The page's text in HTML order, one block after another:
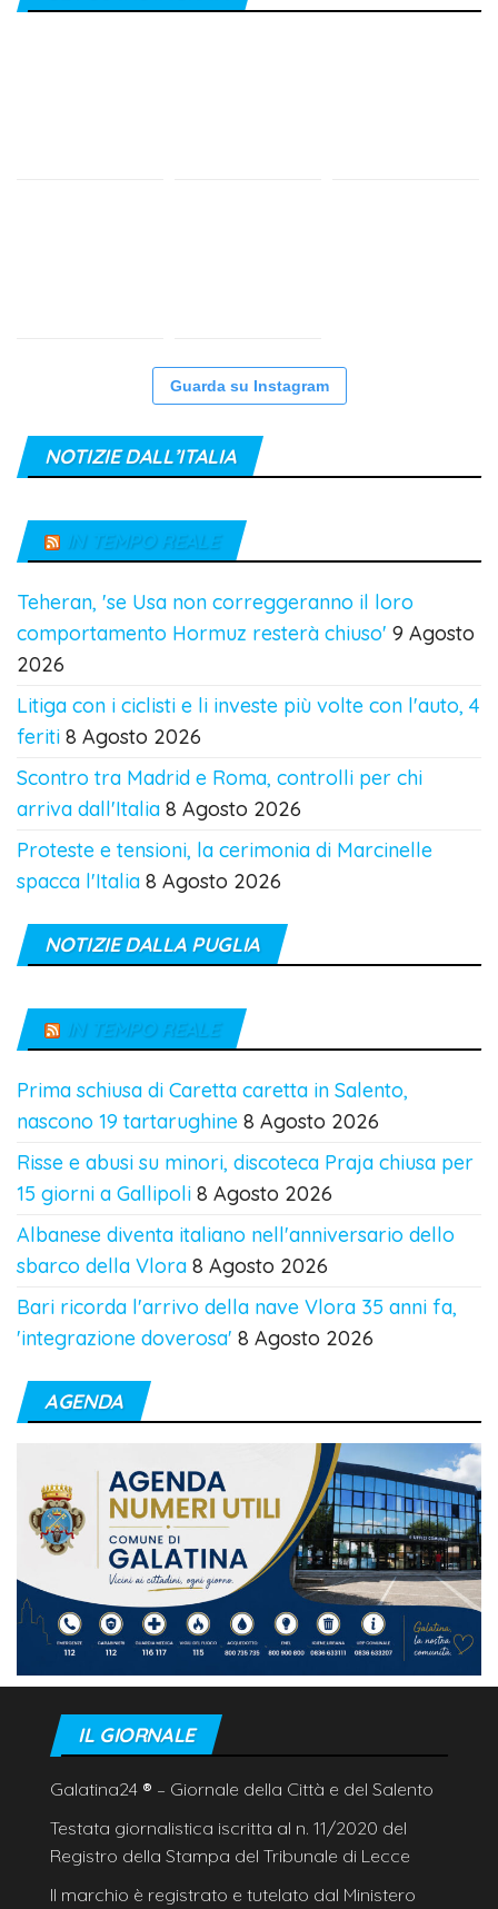
Guarda su Instagram
NOTIZIE DALL’ITALIA
IN TEMPO REALE
Teheran, 'se Usa non correggeranno il loro
comportamento Hormuz resterà chiuso' 9 Agosto
2026
Litiga con i ciclisti e li investe più volte con l'auto, 4
feriti 8 Agosto 2026
Scontro tra Madrid e Roma, controlli per chi
arriva dall'Italia 8 Agosto 2026
Proteste e tensioni, la cerimonia di Marcinelle
spacca l'Italia 8 Agosto 2026
NOTIZIE DALLA PUGLIA
IN TEMPO REALE
Prima schiusa di Caretta caretta in Salento,
nascono 19 tartarughine 8 Agosto 2026
Risse e abusi su minori, discoteca Praja chiusa per
15 giorni a Gallipoli 8 Agosto 2026
Albanese diventa italiano nell'anniversario dello
sbarco della Vlora 8 Agosto 2026
Bari ricorda l'arrivo della nave Vlora 35 anni fa,
'integrazione doverosa' 8 Agosto 2026
AGENDA
IL GIORNALE
Galatina24 ® – Giornale della Città e del Salento
Testata giornalistica iscritta al n. 11/2020 del
Registro della Stampa del Tribunale di Lecce
Il marchio è registrato e tutelato dal Ministero